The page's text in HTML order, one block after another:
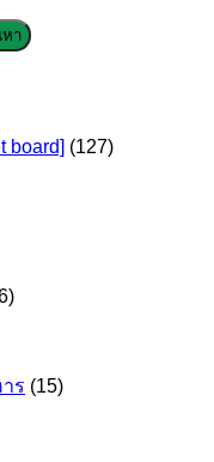
า
board] (127)
ร (15)